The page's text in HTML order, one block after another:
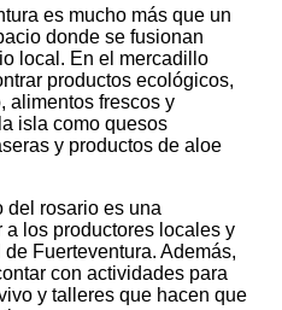
es mucho más que un
donde se fusionan
local. En el mercadillo
productos ecológicos,
alimentos frescos y
isla como quesos
y productos de aloe
del rosario es una
los productores locales y
Fuerteventura. Además,
con actividades para
y talleres que hacen que